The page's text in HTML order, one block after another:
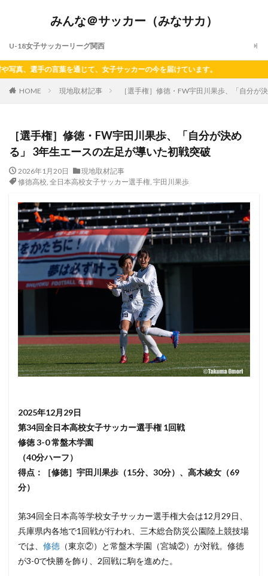
みんな＠サッカー（みなサカ）
U-18女子サッカーリーグ関西
を通じて、女子サッカーの今を届けています。
HOME 現地取材記事 ［選手権］修徳・FW宇田川果歩、「自分が
［選手権］修徳・FW宇田川果歩、「自分が決め
る」 3年生エースの左足が導いた初戦突破
2026年1月20日
現地取材記事
修徳高校, 全日本高校女子サッカー選手権, 宇田川果歩
2025年12月29日
第34回全日本高校女子サッカー選手権 1回戦
修徳 3-0 常盤木学園
（40分ハーフ）
得点：［修徳］宇田川果歩（15分、30分）、高木綾女（69
分）
第34回全日本高等学校女子サッカー選手権大会は12月29日、
兵庫県内各地で1回戦が行われ、三木総合防災公園陸上競技場
では、 修徳 （東京②）と常盤木学園（宮城②）が対戦。修徳
が3-0で快勝を飾り、2回戦に駒を進めた。